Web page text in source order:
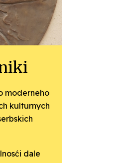
moderneho
kulturnych
dale